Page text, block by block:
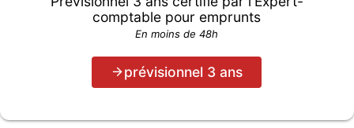
comptable pour emprunts
En moins de 48h
prévisionnel 3 ans